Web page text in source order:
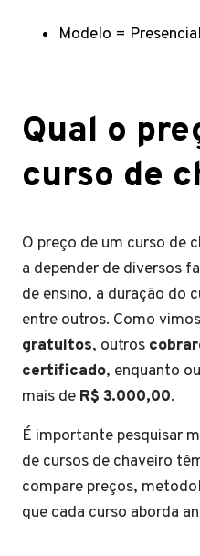
Modelo =
Qual o
curso de
O preço de um curso de
a depender de diversos
de ensino, a duração do
entre outros. Como
gratuitos, outros
certificado, enquanto
mais de R$ 3.000,00.
É importante pesquisar
de cursos de chaveiro
compare preços,
que cada curso aborda